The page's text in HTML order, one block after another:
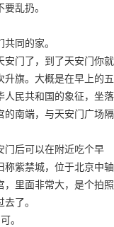
乱扔。
同的家。
安门了，到了天安门你就
旗。大概是在早上的五
人民共和国的象征，坐落
南端，与天安门广场隔
门后可以在附近吃个早
称紫禁城，位于北京中轴
里面非常大，是个拍照
了。
。